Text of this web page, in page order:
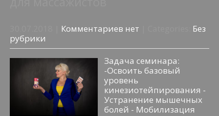
Комментариев нет
Без
рубрики
Задача семинара:
-Освоить базовый
уровень
кинезиотейпирования -
Устранение мышечных
болей - Мобилизация